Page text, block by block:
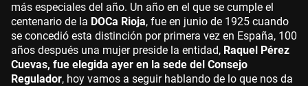
más especiales del año. Un año en el que se cumple el
centenario de la DOCa Rioja, fue en junio de 1925 cuando
se concedió esta distinción por primera vez en España, 100
años después una mujer preside la entidad, Raquel Pérez
Cuevas, fue elegida ayer en la sede del Consejo
Regulador, hoy vamos a seguir hablando de lo que nos da